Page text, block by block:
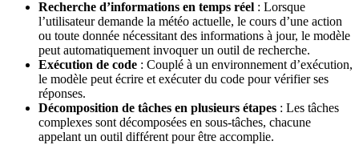
Recherche d’informations en temps réel : Lorsque
l’utilisateur demande la météo actuelle, le cours d’une action
ou toute donnée nécessitant des informations à jour, le modèle
peut automatiquement invoquer un outil de recherche.
Exécution de code : Couplé à un environnement d’exécution,
le modèle peut écrire et exécuter du code pour vérifier ses
réponses.
Décomposition de tâches en plusieurs étapes : Les tâches
complexes sont décomposées en sous-tâches, chacune
appelant un outil différent pour être accomplie.